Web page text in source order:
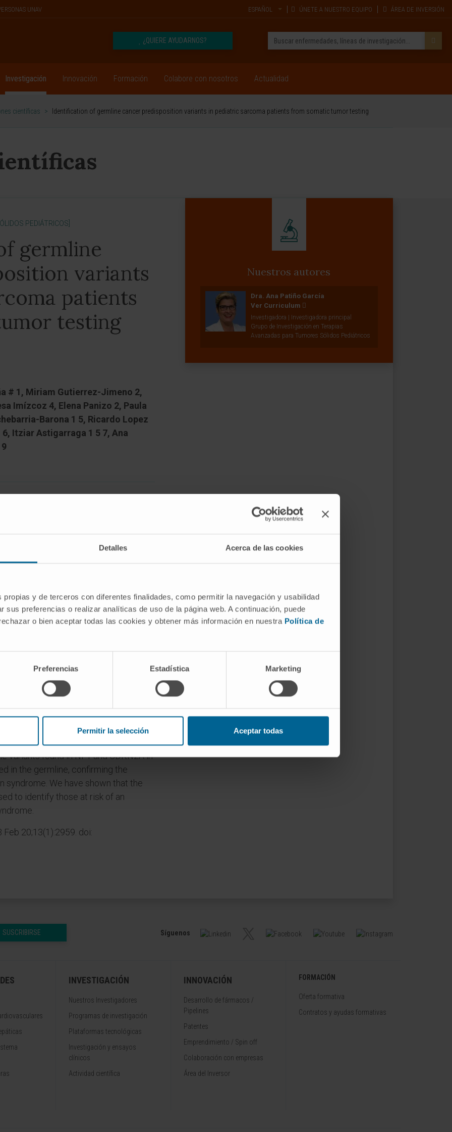
Detalles Acerca de las cookies
propias y de terceros con diferentes finalidades, como permitir la navegación y usabilidad
sus preferencias o realizar analíticas de uso de la página web. A continuación, puede
o bien aceptar todas las cookies y obtener más información en nuestra Política de
Preferencias Estadística Marketing
Permitir la selección Aceptar todas
UNAV ESPAÑOL ÚNETE A NUESTRO EQUIPO ÁREA DE INVERSIÓN
¿QUIERE AYUDARNOS?
Investigación Innovación Formación Colabore con nosotros Actualidad
científicas > Identification of germline cancer predisposition variants in pediatric sarcoma patients from somatic tumor testing
PEDIÁTRICOS]
germline
variants
patients
testing
# 1, Miriam Gutierrez-Jimeno 2,
Imízcoz 4, Elena Panizo 2, Paula
Barona 1 5, Ricardo Lopez
Itziar Astigarraga 1 5 7, Ana
risk factor for cancer in children and
of individual genetic mutations to
investigation. Among pediatric
of cancer predisposition
with these syndromes is often
of sarcomas and the limited
This study included 43 pediatric and
subtypes. Tumor profiling was
Cancer Research Assay
results were reviewed for potential
genes associated with cancer
criteria were taken into
Fifteen patients were selected as
variants due to tumor sequencing
genes: CDKN2A, NF1, NF2, RB1,
variants found in NF1 and CDKN2A in
in the germline, confirming the
syndrome. We have shown that the
to identify those at risk of an
Feb 20;13(1):2959. doi:
Nuestros autores
Dra. Ana Patiño García
Ver Curriculum
Investigadora | Investigadora principal
Grupo de Investigación en Terapias
Avanzadas para Tumores Sólidos Pediátricos
SUSCRIBIRSE Síguenos
INVESTIGACIÓN
Nuestros Investigadores
Programas de investigación
Plataformas tecnológicas
Investigación y ensayos
clínicos
Actividad científica
INNOVACIÓN
Desarrollo de fármacos /
Pipelines
Patentes
Emprendimiento / Spin off
Colaboración con empresas
Área del Inversor
FORMACIÓN
Oferta formativa
Contratos y ayudas formativas